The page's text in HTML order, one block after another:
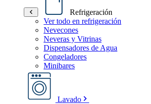
Refrigeración
Ver todo en refrigeración
Nevecones
Neveras y Vitrinas
Dispensadores de Agua
Congeladores
Minibares
Lavado